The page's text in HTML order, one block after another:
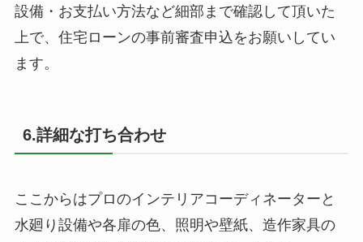
設備・お支払い方法など細部まで確認して頂いた
上で、住宅ローンの事前審査申込をお願いしてい
ます。
6.詳細な打ち合わせ
ここからはプロのインテリアコーディネーターと
水廻り設備や各扉の色、照明や壁紙、造作家具の